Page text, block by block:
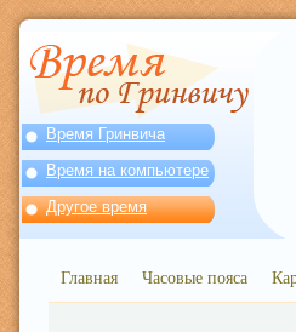
Время Гринвича
Время на компьютере
Другое время
Главная Часовые пояса